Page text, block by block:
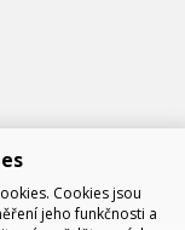
Cookies jsou
jeho funkčnosti a